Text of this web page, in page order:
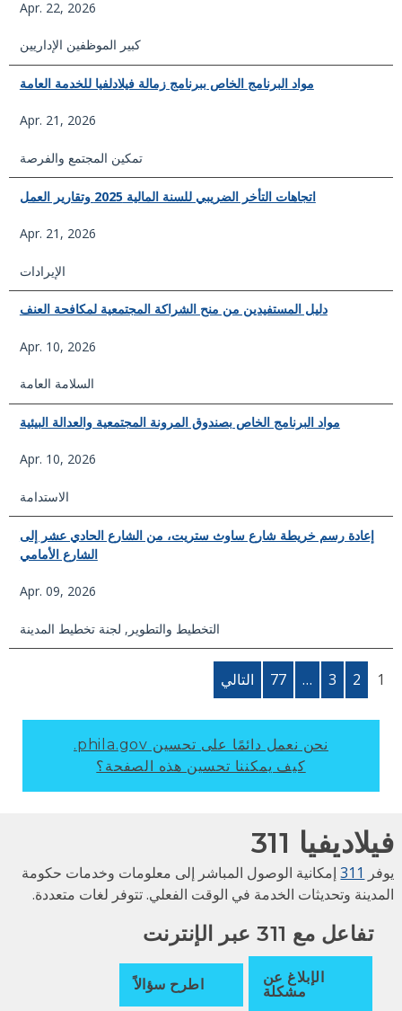
Apr. 22, 2026
كبير الموظفين الإداريين
مواد البرنامج الخاص ببرنامج زمالة فيلادلفيا للخدمة العامة
Apr. 21, 2026
تمكين المجتمع والفرصة
اتجاهات التأخر الضريبي للسنة المالية 2025 وتقارير العمل
Apr. 21, 2026
الإيرادات
دليل المستفيدين من منح الشراكة المجتمعية لمكافحة العنف
Apr. 10, 2026
السلامة العامة
مواد البرنامج الخاص بصندوق المرونة المجتمعية والعدالة البيئية
Apr. 10, 2026
الاستدامة
إعادة رسم خريطة شارع ساوث ستريت، من الشارع الحادي عشر إلى
الشارع الأمامي
Apr. 09, 2026
التخطيط والتطوير,لجنة تخطيط المدينة
2
3
…
77 التالي
نحن نعمل دائمًا على تحسين phila.gov.
كيف يمكننا تحسين هذه الصفحة؟
311
311إمكانية الوصول المباشر إلى معلومات وخدمات حكومة
وتحديثات الخدمة في الوقت الفعلي. تتوفر لغات متعددة.
تفاعل مع 311 عبر الإنترنت
الإبلاغ عن
مشكلة
اطرح سؤالاً